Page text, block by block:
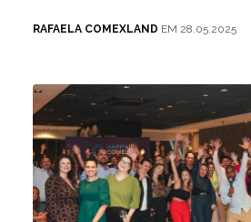
RAFAELA COMEXLAND EM 28.05.2025